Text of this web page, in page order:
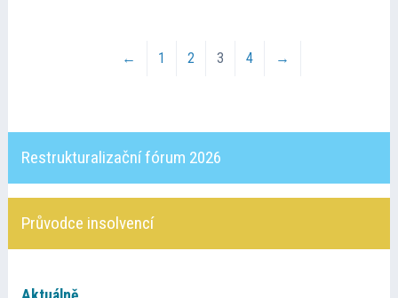
← 1 2 3 4 →
Restrukturalizační fórum 2026
Průvodce insolvencí